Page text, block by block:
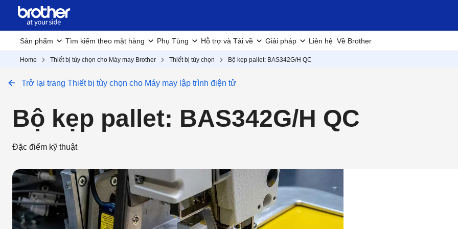
Sản phẩm Tìm kiếm theo mặt hàng Phụ Tùng Hỗ trợ và Tải về Giải pháp Liên hệ Về Brother
Home Thiết bị tùy chọn cho Máy may Brother Thiết bị tùy chọn Bộ kẹp pallet: BAS342G/H QC
Trở lại trang Thiết bị tùy chọn cho Máy may lập trình điện tử
Bộ kẹp pallet: BAS342G/H QC
Đặc điểm kỹ thuật